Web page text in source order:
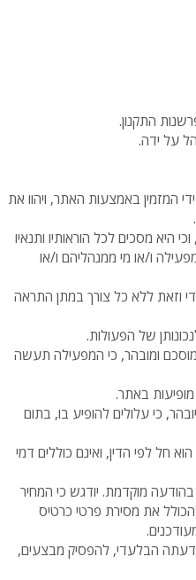
התקנון.
על ידה.
המזמין באמצעות האתר, ויהוו את
היא מסכים לכל הוראותיו ותנאיו
ו/או מי ממנהליהם ו/או
וזאת ללא כל צורך במתן התראה
של הפעולות.
ומובהר, כי המפעילה תעשה
באתר.
כי עלולים להופיע בו, בתום
חל לפי הדין, ואינם כוללים דמי
מוקדמת. יודגש כי המחיר
את מסירת פרטי כרטיס
הבלעדי, להפסיק מבצעים,